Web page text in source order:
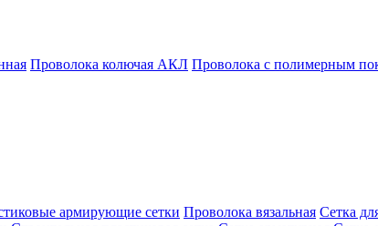
Проволока колючая АКЛ Проволока с полимерным
армирующие сетки Проволока вязальная Сетка